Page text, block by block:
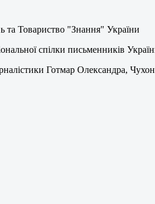
та Товариство "Знання" України
спілки письменників
Готмар Олександра,